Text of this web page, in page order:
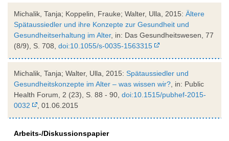
Michalik, Tanja; Koppelin, Frauke; Walter, Ulla, 2015: Ältere
Spätaussiedler und ihre Konzepte zur Gesundheit und
Gesundheitserhaltung im Alter, in: Das Gesundheitswesen, 77
(8/9), S. 708, doi:10.1055/s-0035-1563315
Michalik, Tanja; Walter, Ulla, 2015: Spätaussiedler und
Gesundheitskonzepte im Alter – was wissen wir? , in: Public
Health Forum, 2 (23), S. 88 - 90, doi:10.1515/pubhef-2015-
0032
, 01.06.2015
Arbeits-/Diskussionspapier